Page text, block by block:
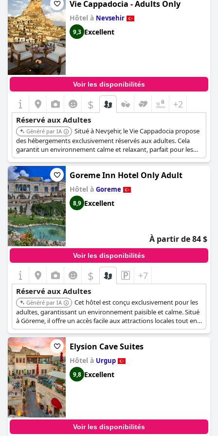
atmosphère sereine.Vie Cappadocia - Adults Only
Hôtel à Nevsehir
9,3 Excellent
Voir les disponibilités
$ +2
Réservé aux Adultes
Généré par IA
Situé à Nevşehir, le Vie Cappadocia propose
des hébergements exclusivement réservés aux adultes. Cela
garantit un environnement calme et relaxant, parfait pour les
couples ou les voyageurs solitaires en quête de tranquillité.
Goreme Inn Hotel Only Adult
Hôtel à Goreme
8,9 Excellent
À partir de 84 $
Voir les disponibilités
$ +7
Réservé aux Adultes
Généré par IA
Cet hôtel est conçu exclusivement pour les
adultes, garantissant un environnement paisible et calme. Situé
à Göreme, il offre un accès facile aux attractions locales tout en
maintenant une atmosphère tranquille.
Elysion Cave Suites
Hôtel à Urgup
9,8 Excellent
Voir les disponibilités